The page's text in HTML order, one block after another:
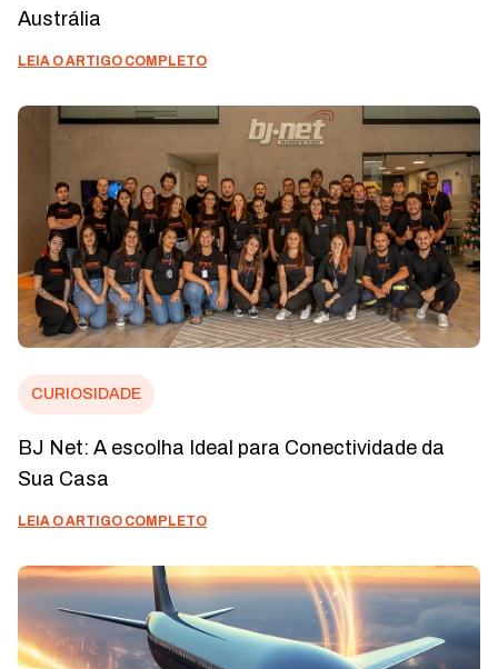
Austrália
LEIA O ARTIGO COMPLETO
CURIOSIDADE
BJ Net: A escolha Ideal para Conectividade da
Sua Casa
LEIA O ARTIGO COMPLETO